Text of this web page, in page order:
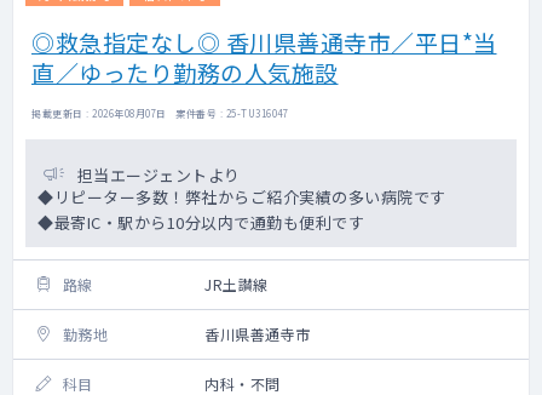
◎救急指定なし◎ 香川県善通寺市／平日*当
直／ゆったり勤務の人気施設
掲載更新日 : 2026年08月07日 案件番号 : 25-TU316047
担当エージェントより
◆リピーター多数！弊社からご紹介実績の多い病院です
◆最寄IC・駅から10分以内で通勤も便利です
路線 JR土讃線
勤務地 香川県善通寺市
科目 内科・不問